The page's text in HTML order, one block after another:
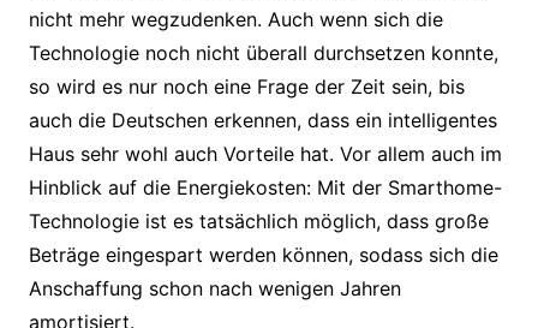
nicht mehr wegzudenken. Auch wenn sich die
Technologie noch nicht überall durchsetzen konnte,
so wird es nur noch eine Frage der Zeit sein, bis
auch die Deutschen erkennen, dass ein intelligentes
Haus sehr wohl auch Vorteile hat. Vor allem auch im
Hinblick auf die Energiekosten: Mit der Smarthome-
Technologie ist es tatsächlich möglich, dass große
Beträge eingespart werden können, sodass sich die
Anschaffung schon nach wenigen Jahren
amortisiert.